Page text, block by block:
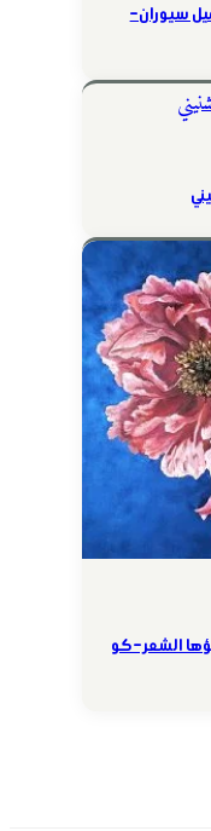
سيوران –
الشعر – كو